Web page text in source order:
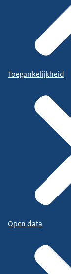
Toegankelijkheid
Open data